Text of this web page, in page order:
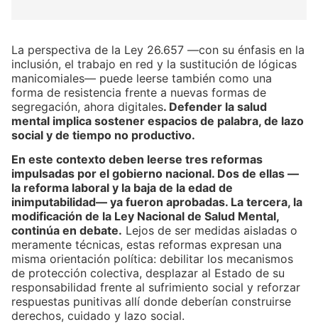
La perspectiva de la Ley 26.657 —con su énfasis en la
inclusión, el trabajo en red y la sustitución de lógicas
manicomiales— puede leerse también como una
forma de resistencia frente a nuevas formas de
segregación, ahora digitales. Defender la salud
mental implica sostener espacios de palabra, de lazo
social y de tiempo no productivo.
En este contexto deben leerse tres reformas
impulsadas por el gobierno nacional. Dos de ellas —
la reforma laboral y la baja de la edad de
inimputabilidad— ya fueron aprobadas. La tercera, la
modificación de la Ley Nacional de Salud Mental,
continúa en debate. Lejos de ser medidas aisladas o
meramente técnicas, estas reformas expresan una
misma orientación política: debilitar los mecanismos
de protección colectiva, desplazar al Estado de su
responsabilidad frente al sufrimiento social y reforzar
respuestas punitivas allí donde deberían construirse
derechos, cuidado y lazo social.